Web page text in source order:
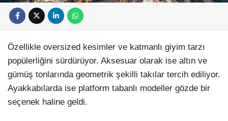
Özellikle oversized kesimler ve katmanlı giyim tarzı
popülerliğini sürdürüyor. Aksesuar olarak ise altın ve
gümüş tonlarında geometrik şekilli takılar tercih ediliyor.
Ayakkabılarda ise platform tabanlı modeller gözde bir
seçenek haline geldi.